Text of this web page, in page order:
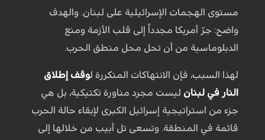
مستوى الهجمات الإسرائيلية على لبنان. والهدف
واضح: جرّ أمريكا مجدداً إلى قلب الأزمة ومنع
الدبلوماسية من أن تحل محل منطق الحرب.
لهذا السبب، فإن الانتهاكات المتكررة لوقف إطلاق
النار في لبنان ليست مجرد مناورة تكتيكية، بل هي
جزء من استراتيجية إسرائيل الكبرى لإبقاء حالة الحرب
قائمة في المنطقة. وتسعى تل أبيب من خلالها إلى